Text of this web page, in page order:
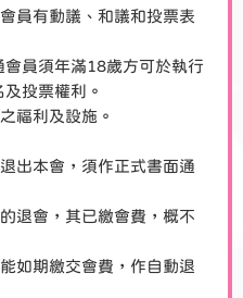
動議、和議和投票表
年滿18歲方可於執行
投票權利。
利及設施。
會，須作正式書面通
，其已繳會費，概不
繳交會費，作自動退